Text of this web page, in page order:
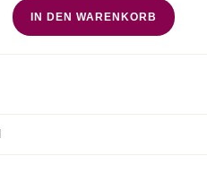
IN DEN WARENKORB